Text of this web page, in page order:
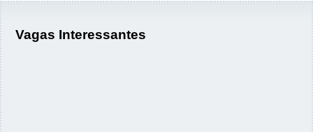
Vagas Interessantes